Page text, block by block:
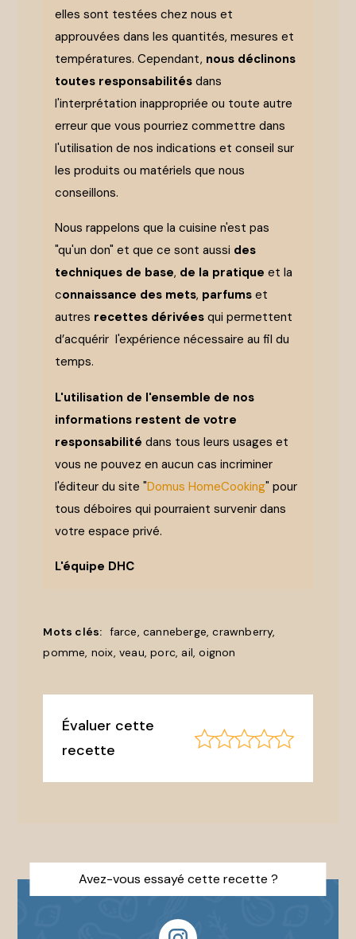
elles sont testées chez nous et
approuvées dans les quantités, mesures et
températures. Cependant, nous déclinons
toutes responsabilités dans
l'interprétation inappropriée ou toute autre
erreur que vous pourriez commettre dans
l'utilisation de nos indications et conseil sur
les produits ou matériels que nous
conseillons.
Nous rappelons que la cuisine n'est pas
"qu'un don" et que ce sont aussi des
techniques de base, de la pratique et la
connaissance des mets, parfums et
autres recettes dérivées qui permettent
d’acquérir l'expérience nécessaire au fil du
temps.
L'utilisation de l'ensemble de nos
informations restent de votre
responsabilité dans tous leurs usages et
vous ne pouvez en aucun cas incriminer
l'éditeur du site "Domus HomeCooking" pour
tous déboires qui pourraient survenir dans
votre espace privé.
L'équipe DHC
Mots clés: farce, canneberge, crawnberry,
pomme, noix, veau, porc, ail, oignon
Évaluer cette
recette
Avez-vous essayé cette recette ?
Ajouter
aux
Favoris
Ajouter
aux
Ajouter
Favoris